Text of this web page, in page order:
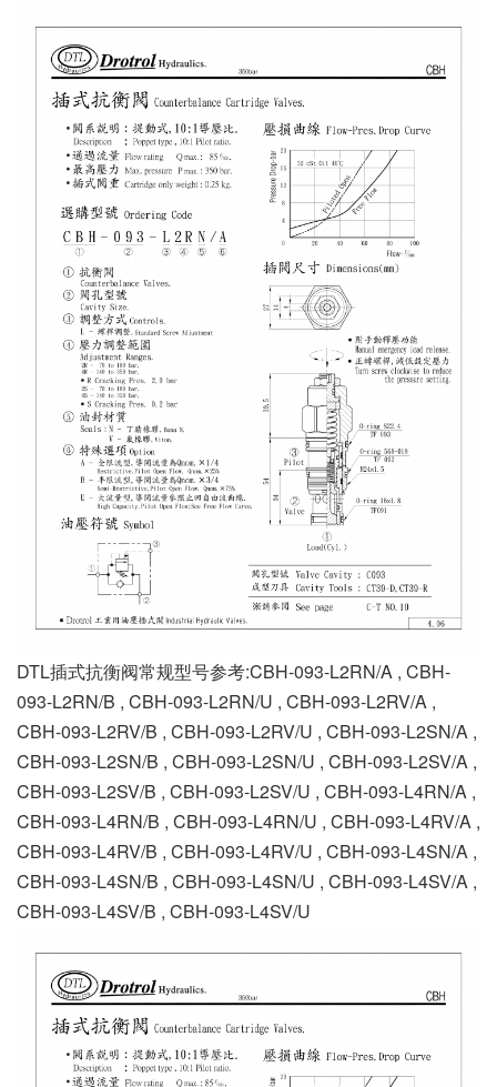
DTL插式抗衡阀常规型号参考:CBH-093-L2RN/A , CBH-
093-L2RN/B , CBH-093-L2RN/U , CBH-093-L2RV/A ,
CBH-093-L2RV/B , CBH-093-L2RV/U , CBH-093-L2SN/A ,
CBH-093-L2SN/B , CBH-093-L2SN/U , CBH-093-L2SV/A ,
CBH-093-L2SV/B , CBH-093-L2SV/U , CBH-093-L4RN/A ,
CBH-093-L4RN/B , CBH-093-L4RN/U , CBH-093-L4RV/A ,
CBH-093-L4RV/B , CBH-093-L4RV/U , CBH-093-L4SN/A ,
CBH-093-L4SN/B , CBH-093-L4SN/U , CBH-093-L4SV/A ,
CBH-093-L4SV/B , CBH-093-L4SV/U